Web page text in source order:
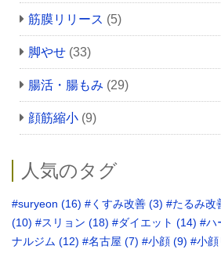
筋膜リリース (5)
脚やせ (33)
腸活・腸もみ (29)
顔筋縮小 (9)
人気のタグ
#suryeon (16) #くすみ改善 (3) #たるみ改
(10) #スリョン (18) #ダイエット (14) #ハ
ナルジム (12) #名古屋 (7) #小顔 (9) #小顔